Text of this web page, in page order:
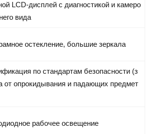
LCD-дисплей с диагностикой и камеро
вида
остекление, большие зеркала
по стандартам безопасности (з
от опрокидывания и падающих предмет
рабочее освещение